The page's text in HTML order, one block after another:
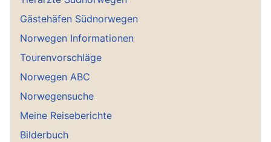
Gästehäfen Südnorwegen
Norwegen Informationen
Tourenvorschläge
Norwegen ABC
Norwegensuche
Meine Reiseberichte
Bilderbuch